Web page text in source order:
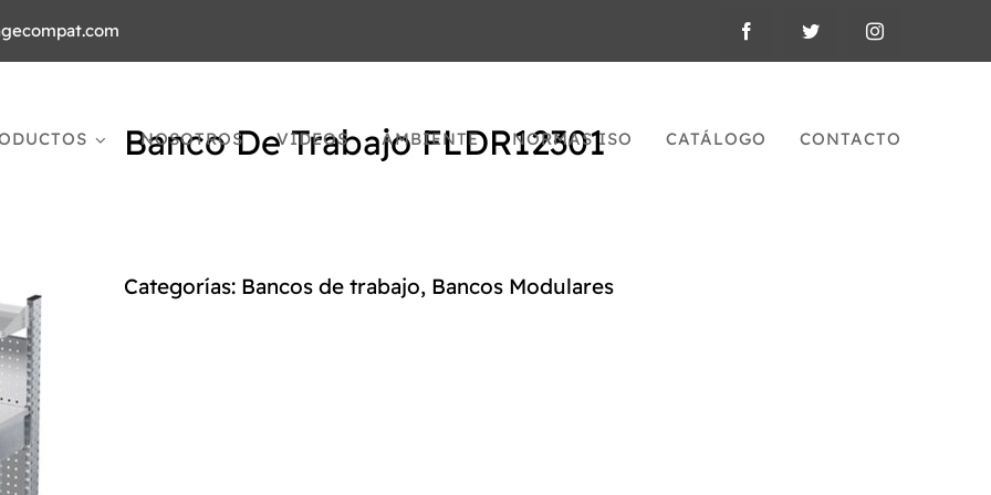
NOSOTROS VIDEOS AMBIENTE NORMAS ISO CATÁLOGO CONTACTO
Banco De Trabajo FLDR12301
Categorías: Bancos de trabajo, Bancos Modulares